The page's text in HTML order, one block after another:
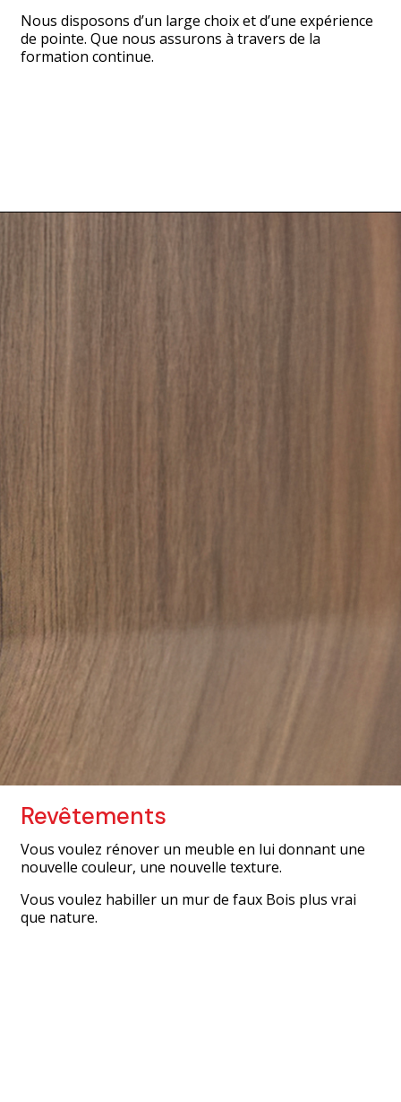
Nous disposons d’un large choix et d’une expérience
de pointe. Que nous assurons à travers de la
formation continue.
Revêtements
Vous voulez rénover un meuble en lui donnant une
nouvelle couleur, une nouvelle texture.
Vous voulez habiller un mur de faux Bois plus vrai
que nature.